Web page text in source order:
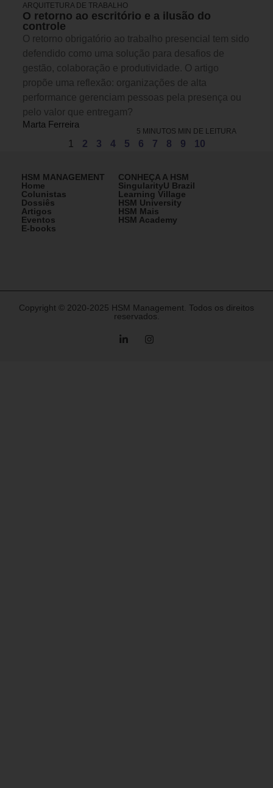
ARQUITETURA DE TRABALHO
O retorno ao escritório e a ilusão do
controle
O retorno obrigatório ao trabalho presencial tem sido
defendido como uma solução para desafios de
gestão, colaboração e produtividade. O artigo
propõe uma reflexão: organizações de alta
performance gerenciam pessoas pela presença ou
pelo valor que entregam?
Marta Ferreira
5 MINUTOS MIN DE LEITURA
1 2 3 4 5 6 7 8 9 10
HSM MANAGEMENT
Home
Colunistas
Dossiês
Artigos
Eventos
E-books
CONHEÇA A HSM
SingularityU Brazil
Learning Village
HSM University
HSM Mais
HSM Academy
Copyright © 2020-2025 HSM Management. Todos os direitos
reservados.